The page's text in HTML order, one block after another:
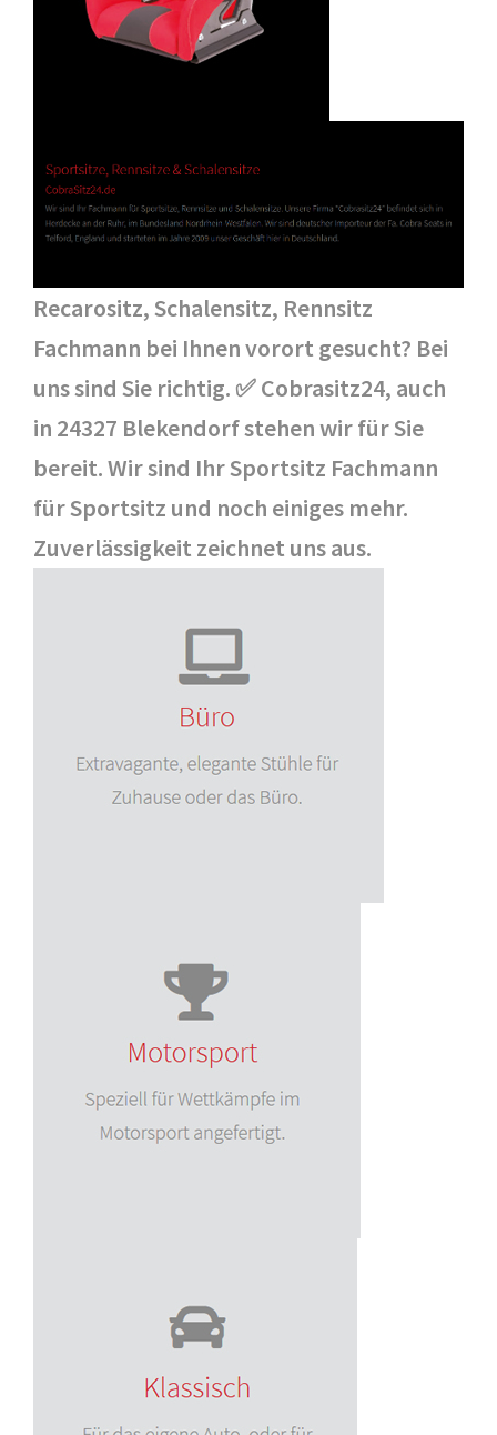
Recarositz, Schalensitz, Rennsitz
Fachmann bei Ihnen vorort gesucht? Bei
uns sind Sie richtig. ✅ Cobrasitz24, auch
in 24327 Blekendorf stehen wir für Sie
bereit. Wir sind Ihr Sportsitz Fachmann
für Sportsitz und noch einiges mehr.
Zuverlässigkeit zeichnet uns aus.